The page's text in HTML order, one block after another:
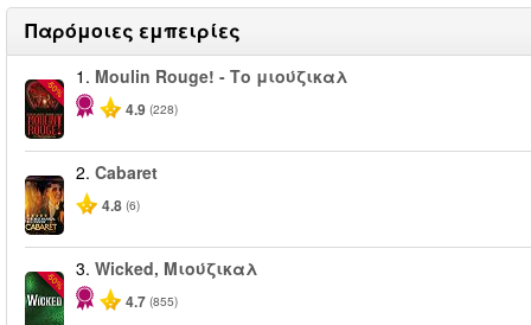
Παρόμοιες εμπειρίες
-50%
1. Moulin Rouge! - Το μιούζικαλ
4.9 (228)
2. Cabaret
4.8 (6)
-50%
3. Wicked, Μιούζικαλ
4.7 (855)